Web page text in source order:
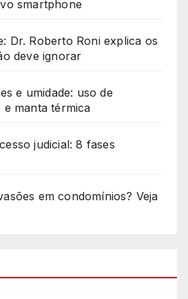
smartphone
Dr. Roberto Roni explica os
deve ignorar
e umidade: uso de
manta térmica
judicial: 8 fases
em condomínios? Veja